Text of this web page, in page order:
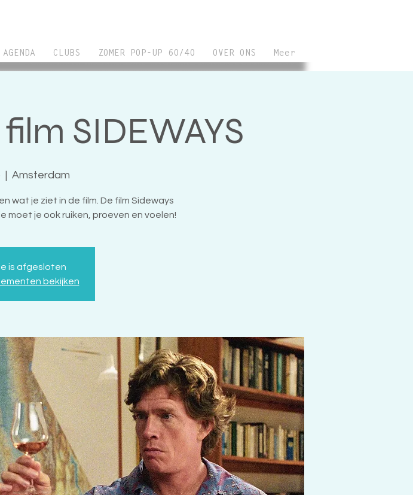
AGENDA CLUBS ZOMER POP-UP 60/40 OVER ONS Meer
SIDEWAYS
  |
Amsterdam
wat je ziet in de film. De film Sideways
moet je ook ruiken, proeven en voelen!
is afgesloten
bekijken